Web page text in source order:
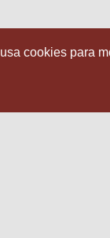
cookies para